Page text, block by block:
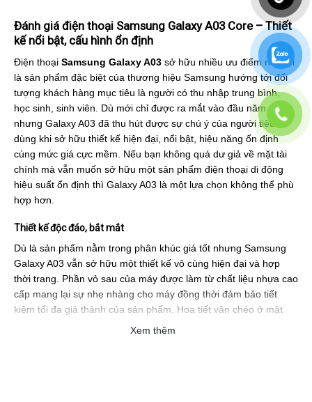
Đánh giá điện thoại Samsung Galaxy A03 Core – Thiết
kế nổi bật, cấu hình ổn định
Điện thoại Samsung Galaxy A03 sở hữu nhiều ưu điểm nổi trội
là sản phẩm đặc biệt của thương hiệu Samsung hướng tới đối
tượng khách hàng mục tiêu là người có thu nhập trung bình,
học sinh, sinh viên. Dù mới chỉ được ra mắt vào đầu năm nay
nhưng Galaxy A03 đã thu hút được sự chú ý của người tiêu
dùng khi sở hữu thiết kế hiện đại, nổi bật, hiệu năng ổn định
cùng mức giá cực mềm. Nếu bạn không quá dư giả về mặt tài
chính mà vẫn muốn sở hữu một sản phẩm điện thoại di động
hiệu suất ổn định thì Galaxy A03 là một lựa chọn không thể phù
hợp hơn.
Thiết kế độc đáo, bắt mắt
Dù là sản phẩm nằm trong phân khúc giá tốt nhưng Samsung
Galaxy A03 vẫn sở hữu một thiết kế vô cùng hiện đại và hợp
thời trang. Phần vỏ sau của máy được làm từ chất liệu nhựa cao
cấp mang lại sự nhẹ nhàng cho máy đồng thời đảm bảo tiết
kiệm tối đa giá thành của sản phẩm. Hoạ tiết vân chéo ở mặt
sau cũng vô cùng độc đáo, thu hút mọi ánh nhìn.
Xem thêm